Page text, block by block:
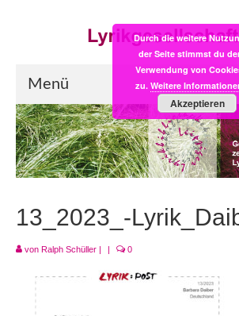
Menü
Start
LYRIK:POST
Einkaufsladen
Empfehlung des Monats
13_2023_-
von Ralph Schüller | | 0
Durch die weitere
der Seite stimmst du
Verwendung von
zu. Weitere
Akzeptieren